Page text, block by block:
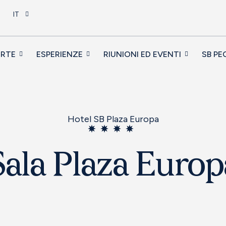
IT
ESPERIENZE RIUNIONI ED EVENTI SB
Hotel SB Plaza Europa
Plaza